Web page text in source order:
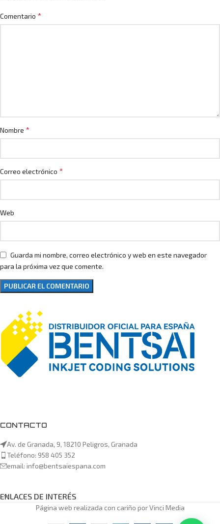
Comentario *
Nombre *
Correo electrónico *
Web
Guarda mi nombre, correo electrónico y web en este navegador
para la próxima vez que comente.
CONTACTO
Av. de Granada, 9, 18210 Peligros, Granada
Teléfono: 958 405 352
email: info@bentsaiespana.com
ENLACES DE INTERÉS
Página web realizada con cariño por Vinci Media